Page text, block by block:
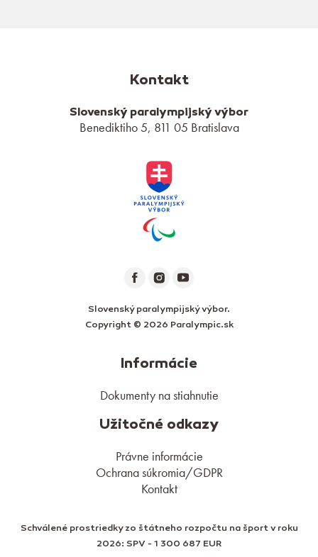
Kontakt
Slovenský paralympijský výbor
Benediktiho 5, 811 05 Bratislava
Slovenský paralympijský výbor.
Copyright © 2026 Paralympic.sk
Informácie
Dokumenty na stiahnutie
Užitočné odkazy
Právne informácie
Ochrana súkromia/GDPR
Kontakt
Schválené prostriedky zo štátneho rozpočtu na šport v roku
2026: SPV - 1 300 687 EUR